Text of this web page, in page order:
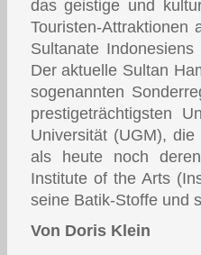
das geistige und
Touristen-
Sultanate
Der aktuelle Sultan
sogenannten
prestigeträchtigsten
Universität (UGM),
als heute noch
Institute of the Arts
seine Batik-Stoffe und
Von Doris Klein